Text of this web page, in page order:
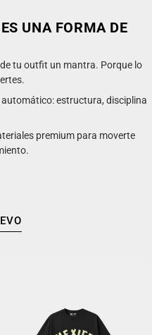
UNA FORMA DE
tu outfit un mantra. Porque lo
estructura, disciplina
premium para moverte